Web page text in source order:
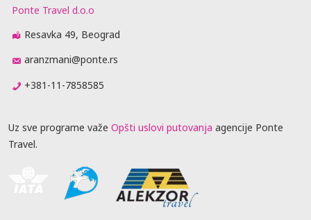
Ponte Travel d.o.o
Resavka 49, Beograd
aranzmani@ponte.rs
+381-11-7858585
Uz sve programe važe Opšti uslovi putovanja agencije Ponte
Travel.